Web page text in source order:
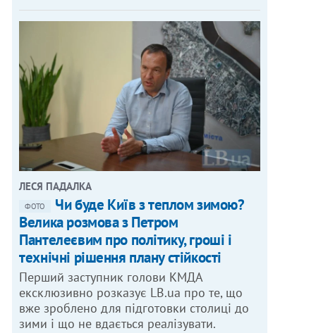
ЛЕСЯ ПАДАЛКА
ФОТО
Чи буде Київ з теплом зимою?
Велика розмова з Петром
Пантелеєвим про політику, гроші і
технічні рішення плану стійкості
Перший заступник голови КМДА
ексклюзивно розказує LB.ua про те, що
вже зроблено для підготовки столиці до
зими і що не вдається реалізувати.